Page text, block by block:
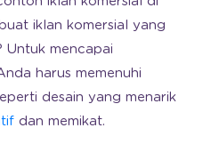
iklan komersial yang
Untuk mencapai
harus memenuhi
desain yang menarik
dan memikat.